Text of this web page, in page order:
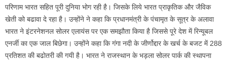
परिणाम भारत सहित पूरी दुनिया भोग रही है। जिसके लिये भारत प्राकृतिक और जैविक
खेती को बढावा दे रहा है। उन्होंने ने कहा कि प्रधानमंत्री के पंचामृत के सूत्र के अलावा
भारत ने इंटरनेशनल सोलर एलायंस पर एक समझौता किया है जिससे पूरे देश में रिन्यूबल
एनर्जी का एक जाल बिछेगा। उन्होंने कहा कि गंगा नदी के जीर्णोद्दार के खर्च के बजट में 288
प्रतिशत की बढोतरी की गयी है। भारत ने राजस्थान के भड़ला सोलर पार्क की स्थापना